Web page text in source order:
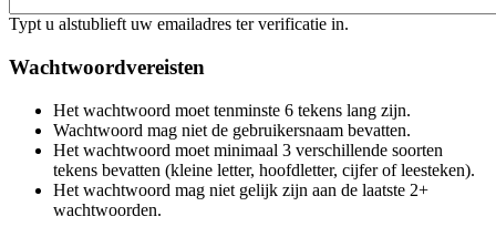
Typt u alstublieft uw emailadres ter verificatie in.
Wachtwoordvereisten
Het wachtwoord moet tenminste 6 tekens lang zijn.
Wachtwoord mag niet de gebruikersnaam bevatten.
Het wachtwoord moet minimaal 3 verschillende soorten
tekens bevatten (kleine letter, hoofdletter, cijfer of leesteken).
Het wachtwoord mag niet gelijk zijn aan de laatste 2+
wachtwoorden.